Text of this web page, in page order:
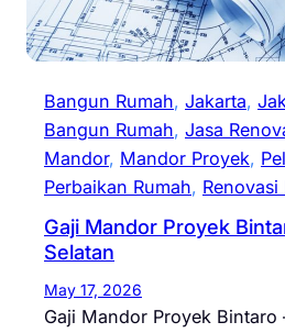
Bangun Rumah, Jakarta,
Bangun Rumah, Jasa
Mandor, Mandor Proyek,
Perbaikan Rumah, Renovasi
Gaji Mandor Proyek
Selatan
May 17, 2026
Gaji Mandor Proyek Bintaro